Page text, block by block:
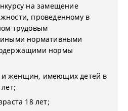
на замещение
проведенному в
трудовым
иными нормативными
нормы
женщин, имеющих детей в
18 лет;